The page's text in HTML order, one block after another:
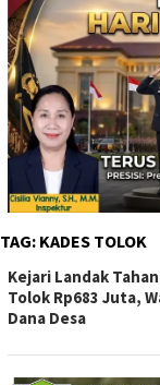
TAG: KADES TOLOK
Kejari Landak
Tolok Rp683 Juta,
Dana Desa